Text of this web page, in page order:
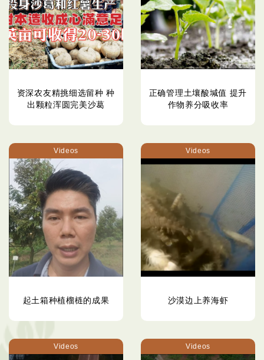
资深农友精挑细选留种 种
出颗粒浑圆完美沙葛
正确管理土壤酸堿值 提升
作物养分吸收率
Videos
起土箱种植榴梿的成果
Videos
沙漠边上养海虾
Videos Videos